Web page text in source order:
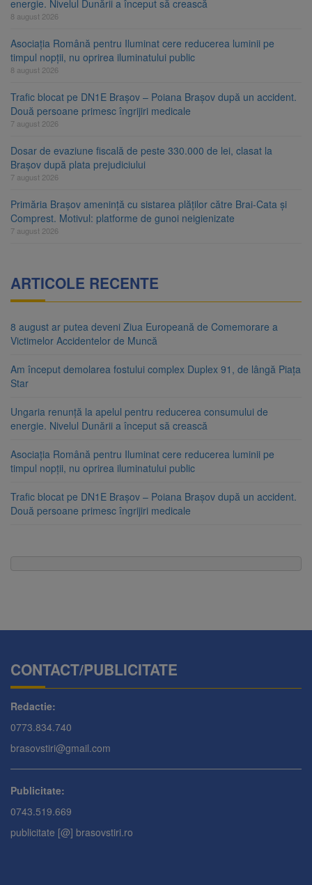
energie. Nivelul Dunării a început să crească
8 august 2026
Asociația Română pentru Iluminat cere reducerea luminii pe
timpul nopții, nu oprirea iluminatului public
8 august 2026
Trafic blocat pe DN1E Brașov – Poiana Brașov după un accident.
Două persoane primesc îngrijiri medicale
7 august 2026
Dosar de evaziune fiscală de peste 330.000 de lei, clasat la
Brașov după plata prejudiciului
7 august 2026
Primăria Brașov amenință cu sistarea plăților către Brai-Cata și
Comprest. Motivul: platforme de gunoi neigienizate
7 august 2026
ARTICOLE RECENTE
8 august ar putea deveni Ziua Europeană de Comemorare a
Victimelor Accidentelor de Muncă
Am început demolarea fostului complex Duplex 91, de lângă Piața
Star
Ungaria renunță la apelul pentru reducerea consumului de
energie. Nivelul Dunării a început să crească
Asociația Română pentru Iluminat cere reducerea luminii pe
timpul nopții, nu oprirea iluminatului public
Trafic blocat pe DN1E Brașov – Poiana Brașov după un accident.
Două persoane primesc îngrijiri medicale
CONTACT/PUBLICITATE
Redactie:
0773.834.740
brasovstiri@gmail.com
Publicitate:
0743.519.669
publicitate [@] brasovstiri.ro